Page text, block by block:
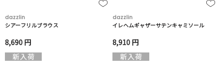
dazzlin
シアーフリルブラウス
8,690 円
dazzlin
イレヘムギャザーサテンキャミソール
8,910 円